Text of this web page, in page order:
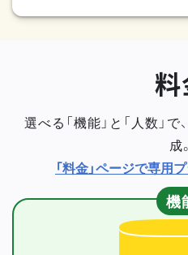
選べる「機能」と「人数」
成。
「料金」ページで専用
機